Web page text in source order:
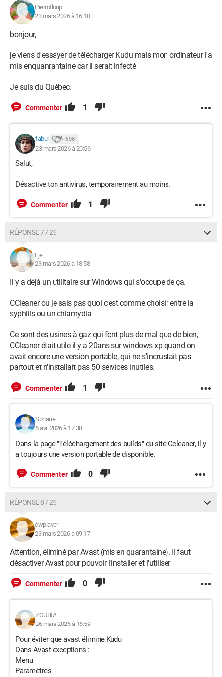
Pierrotloup
23 mars 2026 à 16:10
bonjour,
je viens d'essayer de télécharger Kudu mais mon ordinateur l'a
mis enquanrantaine car il serait infecté
Je suis du Québec.
Commenter 1
fabul 6 061
23 mars 2026 à 20:56
Salut,
Désactive ton antivirus, temporairement au moins.
Commenter 1
RÉPONSE 7 / 29
Eje
23 mars 2026 à 18:58
Il y a déjà un utilitaire sur Windows qui s'occupe de ça.
CCleaner ou je sais pas quoi c'est comme choisir entre la
syphilis ou un chlamydia
Ce sont des usines à gaz qui font plus de mal que de bien,
CCleaner était utile il y a 20ans sur windows xp quand on
avait encore une version portable, qui ne s'incrustait pas
partout et n'installait pas 50 services inutiles.
Commenter 1
Sphane
5 avr. 2026 à 17:38
Dans la page "Téléchargement des builds" du site Ccleaner, il y
a toujours une version portable de disponible.
Commenter 0
RÉPONSE 8 / 29
cwplayer
23 mars 2026 à 09:17
Attention, éliminé par Avast (mis en quarantaine). Il faut
désactiver Avast pour pouvoir l'installer et l'utiliser
Commenter 0
ZOUBIA
26 mars 2026 à 16:59
Pour éviter que avast élimine Kudu
Dans Avast exceptions :
Menu
Paramétres